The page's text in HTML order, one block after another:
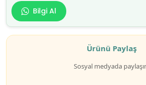
Bilgi Al
Ürünü Paylaş
Sosyal medyada